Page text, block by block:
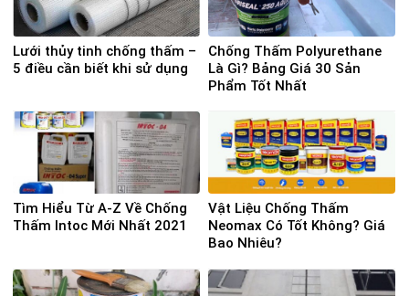
Lưới thủy tinh chống thấm –
5 điều cần biết khi sử dụng
Chống Thấm Polyurethane
Là Gì? Bảng Giá 30 Sản
Phẩm Tốt Nhất
Tìm Hiểu Từ A-Z Về Chống
Thấm Intoc Mới Nhất 2021
Vật Liệu Chống Thấm
Neomax Có Tốt Không? Giá
Bao Nhiêu?